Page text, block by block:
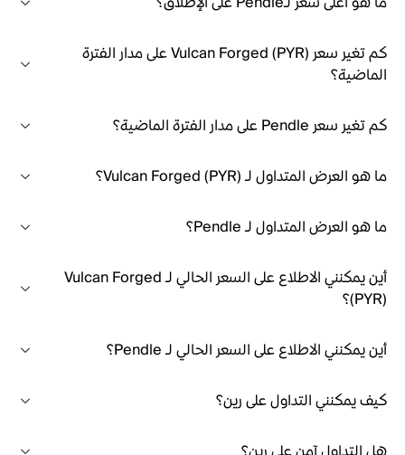
كم تغير سعر Vulcan Forged (PYR) على مدار الفترة
الماضية؟
كم تغير سعر Pendle على مدار الفترة الماضية؟
ما هو العرض المتداول لـ Vulcan Forged (PYR)؟
ما هو العرض المتداول لـ Pendle؟
أين يمكنني الاطلاع على السعر الحالي لـ Vulcan Forged
(PYR)؟
أين يمكنني الاطلاع على السعر الحالي لـ Pendle؟
كيف يمكنني التداول على رين؟